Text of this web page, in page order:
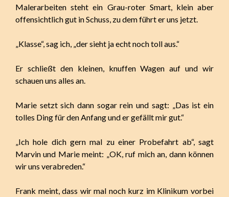
Malerarbeiten steht ein Grau-roter Smart, klein aber
offensichtlich gut in Schuss, zu dem führt er uns jetzt.
„Klasse“, sag ich, „der sieht ja echt noch toll aus.“
Er schließt den kleinen, knuffen Wagen auf und wir
schauen uns alles an.
Marie setzt sich dann sogar rein und sagt: „Das ist ein
tolles Ding für den Anfang und er gefällt mir gut.“
„Ich hole dich gern mal zu einer Probefahrt ab“, sagt
Marvin und Marie meint: „OK, ruf mich an, dann können
wir uns verabreden.“
Frank meint, dass wir mal noch kurz im Klinikum vorbei